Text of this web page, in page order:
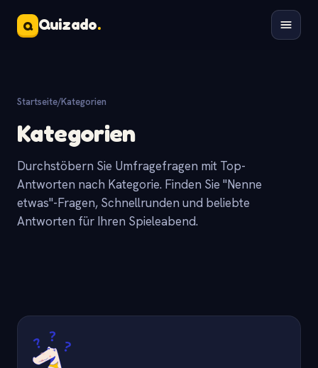
Q Quizado.
Startseite/Kategorien
Kategorien
Durchstöbern Sie Umfragefragen mit Top-
Antworten nach Kategorie. Finden Sie "Nenne
etwas"-Fragen, Schnellrunden und beliebte
Antworten für Ihren Spieleabend.